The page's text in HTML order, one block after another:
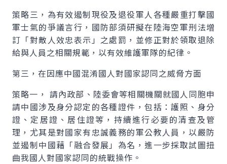
策略三，為有效遏制現役及退役軍人各種嚴重打擊國
軍士氣的爭議言行，國防部須研擬在陸海空軍刑法增
訂「對敵人效忠表示」之處罰，並修正對於領取退除
給與人員之相關規範，以有效維護軍隊的紀律。
第三，在因應中國混淆國人對國家認同之威脅方面
策略一， 請內政部、陸委會等相關機關就國人同胞申
請中國涉及身分認定的各種證件，包括：護照、身分
證、定居證、居住證等，持續進行必要的清查及管
理，尤其是對國家有忠誠義務的軍公教人員，以嚴防
並遏制中國藉「融合發展」為名，進一步採取試圖扭
曲我國人對國家認同的統戰操作。